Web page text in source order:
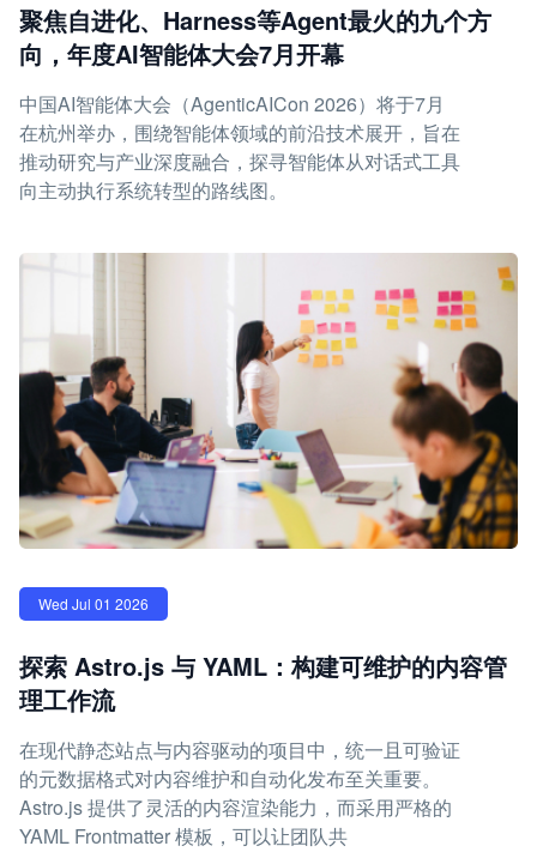
聚焦自进化、Harness等Agent最火的九个方
向，年度AI智能体大会7月开幕
中国AI智能体大会（AgenticAICon 2026）将于7月
在杭州举办，围绕智能体领域的前沿技术展开，旨在
推动研究与产业深度融合，探寻智能体从对话式工具
向主动执行系统转型的路线图。
Wed Jul 01 2026
探索 Astro.js 与 YAML：构建可维护的内容管
理工作流
在现代静态站点与内容驱动的项目中，统一且可验证
的元数据格式对内容维护和自动化发布至关重要。
Astro.js 提供了灵活的内容渲染能力，而采用严格的
YAML Frontmatter 模板，可以让团队共